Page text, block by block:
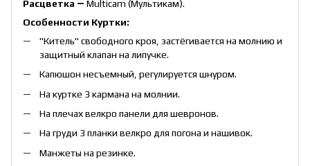
Расцветка ― Multicam (Мультикам).
Особенности Куртки:
"Китель" свободного кроя, застёгивается на молнию и
защитный клапан на липучке.
Капюшон несъемный, регулируется шнуром.
На куртке 3 кармана на молнии.
На плечах велкро панели для шевронов.
На груди 3 планки велкро для погона и нашивок.
Манжеты на резинке.